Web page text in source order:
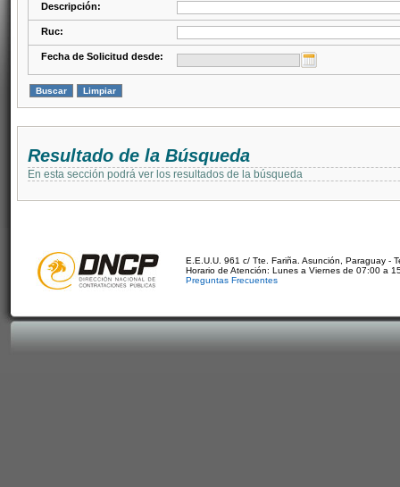
Descripción:
Ruc:
Fecha de Solicitud desde:
Resultado de la Búsqueda
En esta sección podrá ver los resultados de la búsqueda
E.E.U.U. 961 c/ Tte. Fariña. Asunción, Paraguay -
Horario de Atención: Lunes a Viernes de 07:00 a
Preguntas Frecuentes